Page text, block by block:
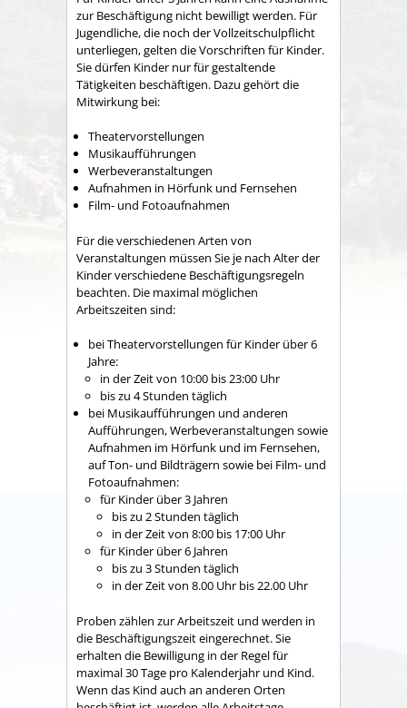
zur Beschäftigung nicht bewilligt werden. Für
Jugendliche, die noch der Vollzeitschulpflicht
unterliegen, gelten die Vorschriften für Kinder.
Sie dürfen Kinder nur für gestaltende
Tätigkeiten beschäftigen. Dazu gehört die
Mitwirkung bei:
Theatervorstellungen
Musikaufführungen
Werbeveranstaltungen
Aufnahmen in Hörfunk und Fernsehen
Film- und Fotoaufnahmen
Für die verschiedenen Arten von
Veranstaltungen müssen Sie je nach Alter der
Kinder verschiedene Beschäftigungsregeln
beachten. Die maximal möglichen
Arbeitszeiten sind:
bei Theatervorstellungen für Kinder über 6
Jahre:
in der Zeit von 10:00 bis 23:00 Uhr
bis zu 4 Stunden täglich
bei Musikaufführungen und anderen
Aufführungen, Werbeveranstaltungen sowie
Aufnahmen im Hörfunk und im Fernsehen,
auf Ton- und Bildträgern sowie bei Film- und
Fotoaufnahmen:
für Kinder über 3 Jahren
bis zu 2 Stunden täglich
in der Zeit von 8:00 bis 17:00 Uhr
für Kinder über 6 Jahren
bis zu 3 Stunden täglich
in der Zeit von 8.00 Uhr bis 22.00 Uhr
Proben zählen zur Arbeitszeit und werden in
die Beschäftigungszeit eingerechnet. Sie
erhalten die Bewilligung in der Regel für
maximal 30 Tage pro Kalenderjahr und Kind.
Wenn das Kind auch an anderen Orten